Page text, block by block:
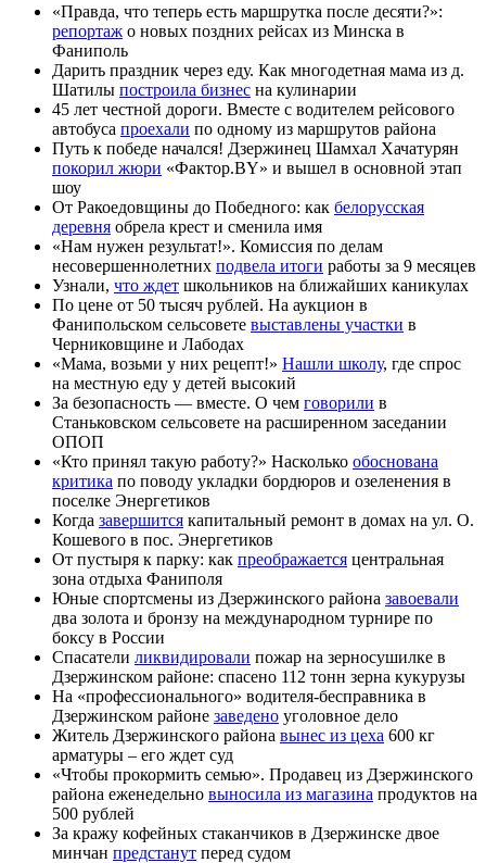
«Правда, что теперь есть маршрутка после десяти?»:
репортаж о новых поздних рейсах из Минска в
Фаниполь
Дарить праздник через еду. Как многодетная мама из д.
Шатилы построила бизнес на кулинарии
45 лет честной дороги. Вместе с водителем рейсового
автобуса проехали по одному из маршрутов района
Путь к победе начался! Дзержинец Шамхал Хачатурян
покорил жюри «Фактор.BY» и вышел в основной этап
шоу
От Ракоедовщины до Победного: как белорусская
деревня обрела крест и сменила имя
«Нам нужен результат!». Комиссия по делам
несовершеннолетних подвела итоги работы за 9 месяцев
Узнали, что ждет школьников на ближайших каникулах
По цене от 50 тысяч рублей. На аукцион в
Фанипольском сельсовете выставлены участки в
Черниковщине и Лабодах
«Мама, возьми у них рецепт!» Нашли школу, где спрос
на местную еду у детей высокий
За безопасность — вместе. О чем говорили в
Станьковском сельсовете на расширенном заседании
ОПОП
«Кто принял такую работу?» Насколько обоснована
критика по поводу укладки бордюров и озеленения в
поселке Энергетиков
Когда завершится капитальный ремонт в домах на ул. О.
Кошевого в пос. Энергетиков
От пустыря к парку: как преображается центральная
зона отдыха Фаниполя
Юные спортсмены из Дзержинского района завоевали
два золота и бронзу на международном турнире по
боксу в России
Спасатели ликвидировали пожар на зерносушилке в
Дзержинском районе: спасено 112 тонн зерна кукурузы
На «профессионального» водителя-бесправника в
Дзержинском районе заведено уголовное дело
Житель Дзержинского района вынес из цеха 600 кг
арматуры – его ждет суд
«Чтобы прокормить семью». Продавец из Дзержинского
района еженедельно выносила из магазина продуктов на
500 рублей
За кражу кофейных стаканчиков в Дзержинске двое
минчан предстанут перед судом